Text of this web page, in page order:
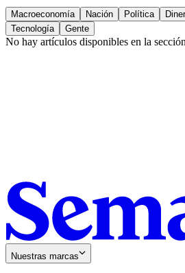
Macroeconomía Nación Política
Tecnología
Gente
No hay artículos disponibles en la
Nuestras marcas